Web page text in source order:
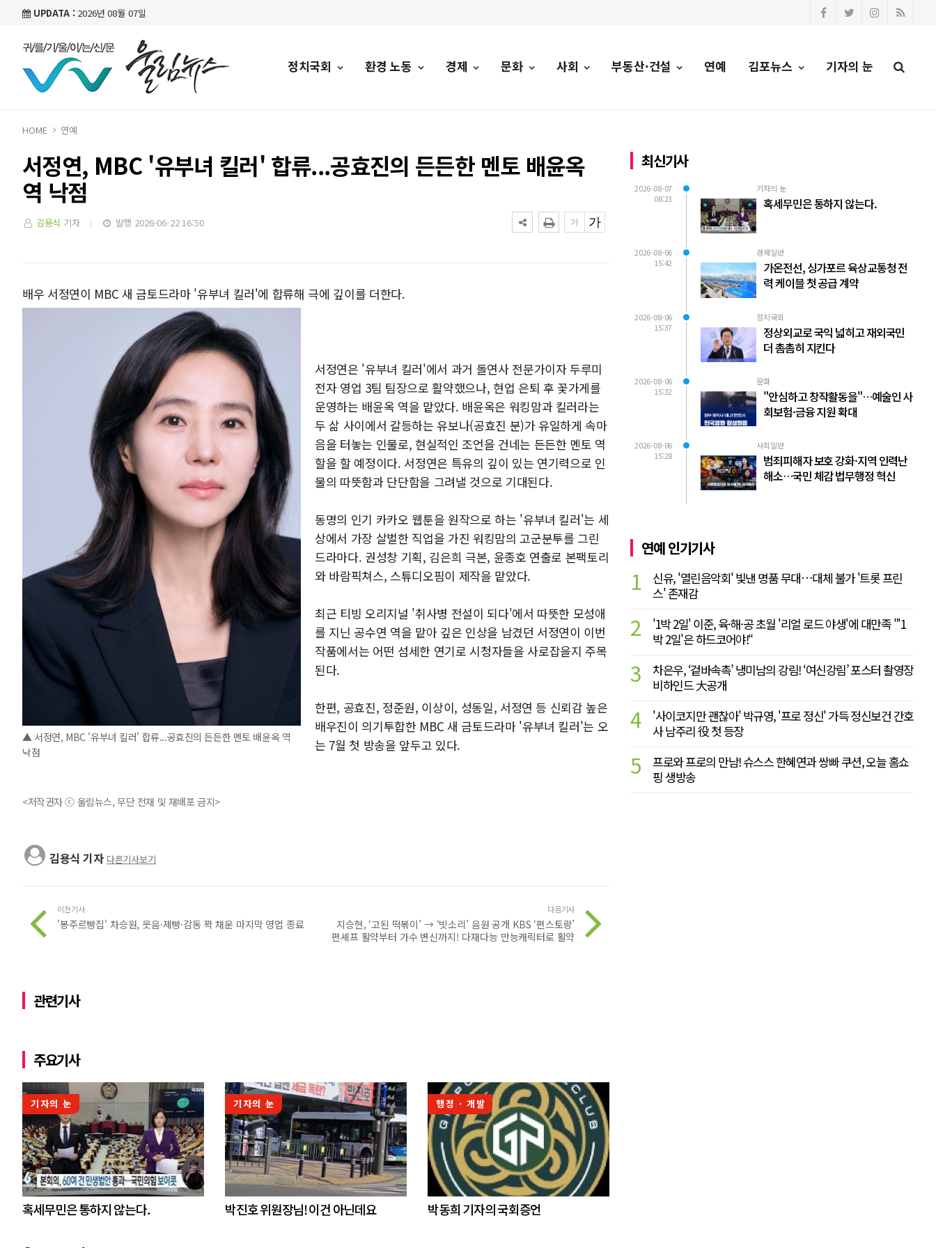
UPDATA :2026년 08월 07일
정치국회 환경 노동 경제 문화 사회 부동산·건설 연예 김포뉴스 기자의 눈
HOME 연예
서정연, MBC '유부녀 킬러' 합류...공효진의 든든한 멘토 배윤옥
역 낙점
김용식 기자 발행 2026-06-22 16:50
배우 서정연이 MBC 새 금토드라마 '유부녀 킬러'에 합류해 극에 깊이를 더한다.
▲ 서정연, MBC '유부녀 킬러' 합류...공효진의 든든한 멘토 배윤옥 역
낙점
서정연은 '유부녀 킬러'에서 과거 돌연사 전문가이자 두루미
전자 영업 3팀 팀장으로 활약했으나, 현업 은퇴 후 꽃가게를
운영하는 배윤옥 역을 맡았다. 배윤옥은 워킹맘과 킬러라는
두 삶 사이에서 갈등하는 유보나(공효진 분)가 유일하게 속마
음을 터놓는 인물로, 현실적인 조언을 건네는 든든한 멘토 역
할을 할 예정이다. 서정연은 특유의 깊이 있는 연기력으로 인
물의 따뜻함과 단단함을 그려낼 것으로 기대된다.
동명의 인기 카카오 웹툰을 원작으로 하는 '유부녀 킬러'는 세
상에서 가장 살벌한 직업을 가진 워킹맘의 고군분투를 그린
드라마다. 권성창 기획, 김은희 극본, 윤종호 연출로 본팩토리
와 바람픽쳐스, 스튜디오핌이 제작을 맡았다.
최근 티빙 오리지널 '취사병 전설이 되다'에서 따뜻한 모성애
를 지닌 공수연 역을 맡아 깊은 인상을 남겼던 서정연이 이번
작품에서는 어떤 섬세한 연기로 시청자들을 사로잡을지 주목
된다.
한편, 공효진, 정준원, 이상이, 성동일, 서정연 등 신뢰감 높은
배우진이 의기투합한 MBC 새 금토드라마 '유부녀 킬러'는 오
는 7월 첫 방송을 앞두고 있다.
<저작권자 ⓒ 울림뉴스, 무단 전재 및 재배포 금지>
김용식 기자 다른기사보기
이전기사
'봉주르빵집' 차승원, 웃음·제빵·감동 꽉 채운 마지막 영업 종료
다음기사
지승현, ‘고된 떡볶이’ → ‘빗소리’ 음원 공개 KBS ‘편스토랑’
편셰프 활약부터 가수 변신까지! 다재다능 만능캐릭터로 활약
관련기사
주요기사
기자의 눈
혹세무민은 통하지 않는다.
기자의 눈
박진호 위원장님! 이건 아닌데요
행정 · 개발
박동희 기자의 국회증언
최신기사
2026-08-07
08:23
기자의 눈
혹세무민은 통하지 않는다.
2026-08-06
15:42
경제일반
가온전선, 싱가포르 육상교통청 전
력 케이블 첫 공급 계약
2026-08-06
15:37
정치국회
정상외교로 국익 넓히고 재외국민
더 촘촘히 지킨다
2026-08-06
15:32
문화
"안심하고 창작활동을"…예술인 사
회보험·금융 지원 확대
2026-08-06
15:28
사회일반
범죄피해자 보호 강화·지역 인력난
해소…국민 체감 법무행정 혁신
연예 인기기사
1
신유, '열린음악회' 빛낸 명품 무대…대체 불가 '트롯 프린
스' 존재감
2
'1박 2일' 이준, 육·해·공 초월 '리얼 로드 야생'에 대만족 "'1
박 2일'은 하드코어야!“
3
차은우, ‘겉바속촉’ 냉미남의 강림! ‘여신강림’ 포스터 촬영장
비하인드 大공개
4
'사이코지만 괜찮아' 박규영, '프로 정신' 가득 정신보건 간호
사 남주리 役 첫 등장
5
프로와 프로의 만남! 슈스스 한혜연과 쌍빠 쿠션, 오늘 홈쇼
핑 생방송